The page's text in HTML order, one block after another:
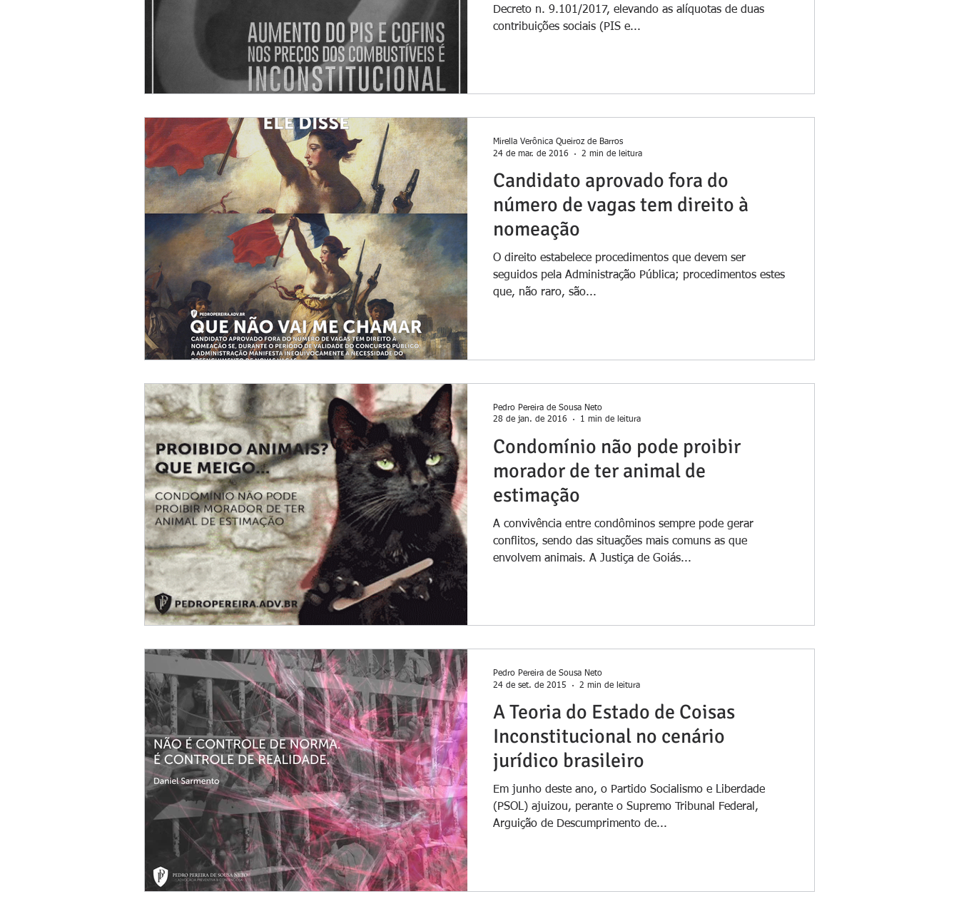
Decreto n. 9.101/2017, elevando as alíquotas de duas
contribuições sociais (PIS e...
Candidato aprovado fora do
número de vagas tem direito à
nomeação
O direito estabelece procedimentos que devem ser
seguidos pela Administração Pública; procedimentos estes
que, não raro, são...
Mirella Verônica Queiroz de Barros
24 de mar. de 2016
2 min de leitura
Condomínio não pode proibir
morador de ter animal de
estimação
A convivência entre condôminos sempre pode gerar
conflitos, sendo das situações mais comuns as que
envolvem animais. A Justiça de Goiás...
Pedro Pereira de Sousa Neto
28 de jan. de 2016
1 min de leitura
A Teoria do Estado de Coisas
Inconstitucional no cenário
jurídico brasileiro
Em junho deste ano, o Partido Socialismo e Liberdade
(PSOL) ajuizou, perante o Supremo Tribunal Federal,
Arguição de Descumprimento de...
Pedro Pereira de Sousa Neto
24 de set. de 2015
2 min de leitura